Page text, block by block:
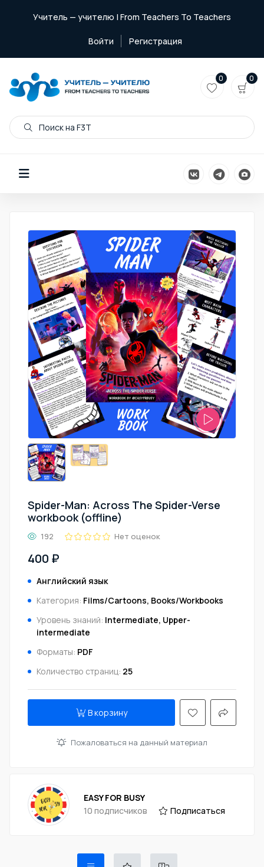
Учитель — учителю | From Teachers To Teachers
Войти Регистрация
Поиск на F3T
0 0
Spider-Man: Across The Spider-Verse
workbook (offline)
192 Нет оценок
400 ₽
Английский язык
Категория: Films/Cartoons, Books/Workbooks
Уровень знаний: Intermediate, Upper-
intermediate
Форматы: PDF
Количество страниц: 25
В корзину
Пожаловаться на данный материал
EASY FOR BUSY
10 подписчиков
Подписаться